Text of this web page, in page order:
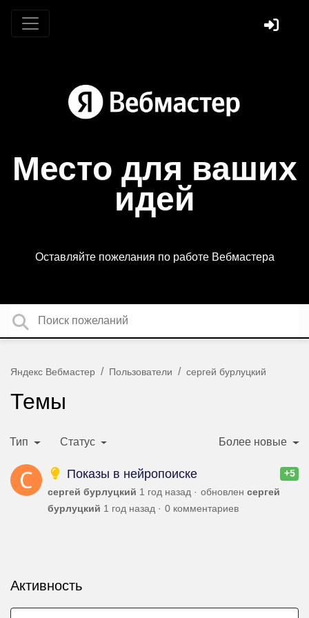
Место для ваших
идей
Оставляйте пожелания по работе Вебмастера
Яндекс Вебмастер Пользователи сергей бурлуцкий
Темы
Тип Статус Более новые
+5
Показы в нейропоиске
сергей бурлуцкий 1 год назад обновлен сергей
бурлуцкий 1 год назад 0 комментариев
Активность